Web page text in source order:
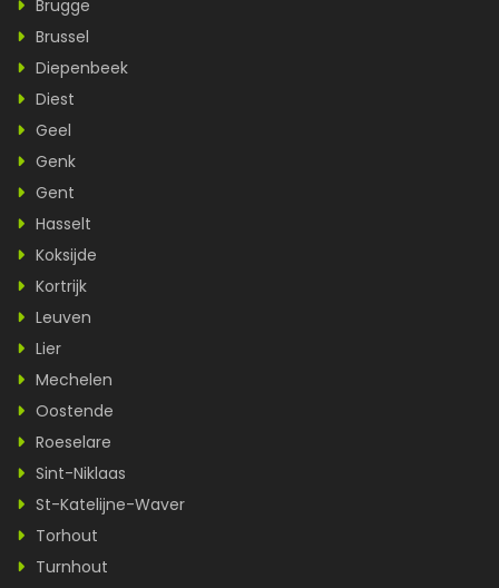
Brugge
Brussel
Diepenbeek
Diest
Geel
Genk
Gent
Hasselt
Koksijde
Kortrijk
Leuven
Lier
Mechelen
Oostende
Roeselare
Sint-Niklaas
St-Katelijne-Waver
Torhout
Turnhout